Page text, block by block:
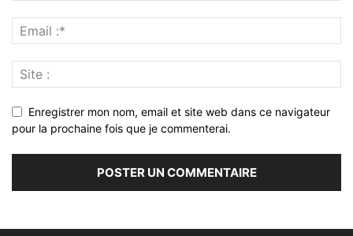
Enregistrer mon nom, email et site web dans ce navigateur
pour la prochaine fois que je commenterai.